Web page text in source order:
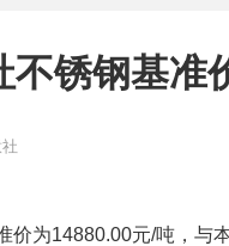
不锈钢基准
价为14880.00元/吨，与